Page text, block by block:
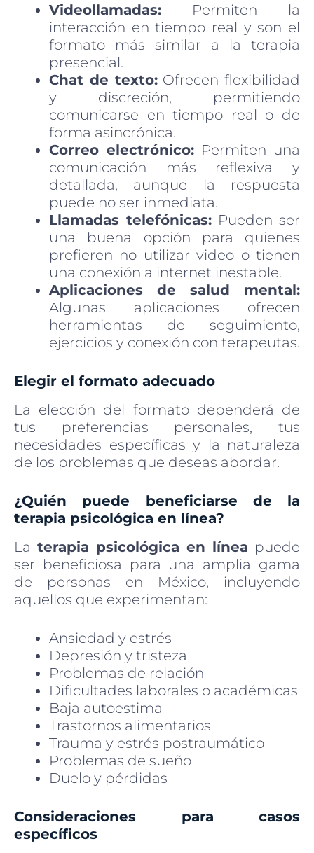
Videollamadas: Permiten la
interacción en tiempo real y son el
formato más similar a la terapia
presencial.
Chat de texto:Ofrecen flexibilidad
y discreción, permitiendo
comunicarse en tiempo real o de
forma asincrónica.
Correo electrónico: Permiten una
comunicación más reflexiva y
detallada, aunque la respuesta
puede no ser inmediata.
Llamadas telefónicas: Pueden ser
una buena opción para quienes
prefieren no utilizar video o tienen
una conexión a internet inestable.
Aplicaciones de salud mental:
Algunas aplicaciones ofrecen
herramientas de seguimiento,
ejercicios y conexión con terapeutas.
Elegir el formato adecuado
La elección del formato dependerá de
tus preferencias personales, tus
necesidades específicas y la naturaleza
de los problemas que deseas abordar.
¿Quién puede beneficiarse de la
terapia psicológica en línea?
La terapia psicológica en línea puede
ser beneficiosa para una amplia gama
de personas en México, incluyendo
aquellos que experimentan:
Ansiedad y estrés
Depresión y tristeza
Problemas de relación
Dificultades laborales o académicas
Baja autoestima
Trastornos alimentarios
Trauma y estrés postraumático
Problemas de sueño
Duelo y pérdidas
Consideraciones para casos
específicos